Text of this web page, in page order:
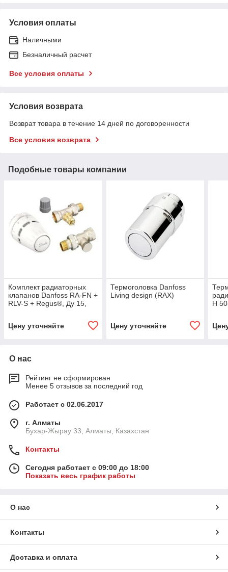
Условия оплаты
Наличными
Безналичный расчет
Все условия оплаты
Условия возврата
Возврат товара в течение 14 дней по договоренности
Все условия возврата
Подобные товары компании
Комплект радиаторных
клапанов Danfoss RA-FN +
RLV-S + Regus®, Ду 15,
Цену уточняйте
Термоголовка Danfoss
Living design (RAX)
Цену уточняйте
H
О нас
Рейтинг не сформирован
Менее 5 отзывов за последний год
Работает с 02.06.2017
г. Алматы
Бухар-Жырау 33, Алматы, Казахстан
Контакты
Сегодня работает с 09:00 до 18:00
Показать весь график работы
О нас
Контакты
Доставка и оплата